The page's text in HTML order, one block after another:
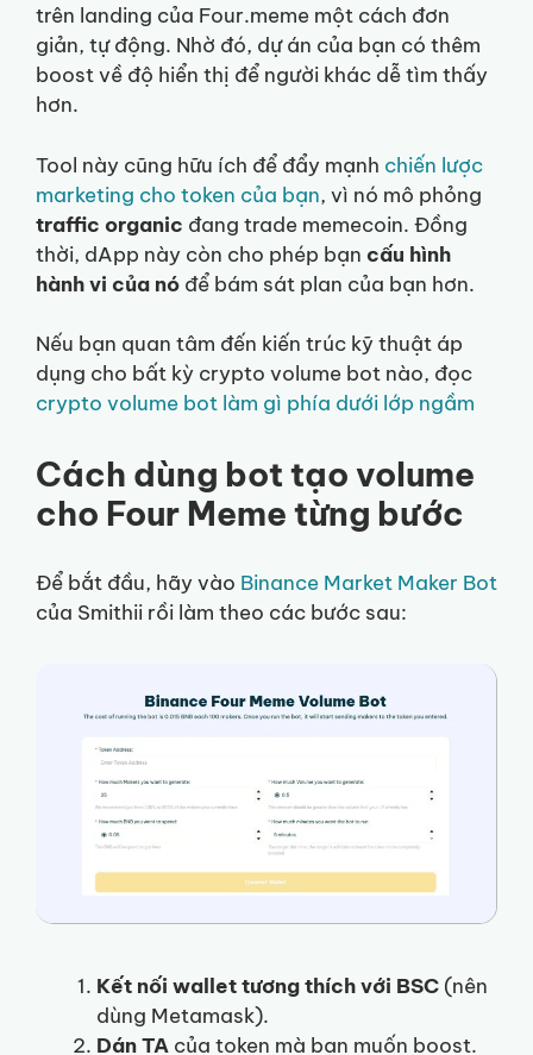
trên landing của Four.meme một cách đơn
giản, tự động. Nhờ đó, dự án của bạn có thêm
boost về độ hiển thị để người khác dễ tìm thấy
hơn.
Tool này cũng hữu ích để đẩy mạnh chiến lược
marketing cho token của bạn, vì nó mô phỏng
traffic organic đang trade memecoin. Đồng
thời, dApp này còn cho phép bạn cấu hình
hành vi của nó để bám sát plan của bạn hơn.
Nếu bạn quan tâm đến kiến trúc kỹ thuật áp
dụng cho bất kỳ crypto volume bot nào, đọc
crypto volume bot làm gì phía dưới lớp ngầm
Cách dùng bot tạo volume
cho Four Meme từng bước
Để bắt đầu, hãy vào Binance Market Maker Bot
của Smithii rồi làm theo các bước sau:
Kết nối wallet tương thích với BSC (nên
dùng Metamask).
Dán TA của token mà bạn muốn boost.